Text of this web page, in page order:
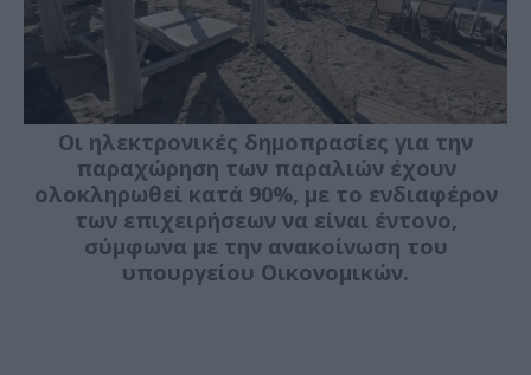
Οι ηλεκτρονικές δημοπρασίες για την
παραχώρηση των παραλιών έχουν
ολοκληρωθεί κατά 90%, με το ενδιαφέρον
των επιχειρήσεων να είναι έντονο,
σύμφωνα με την ανακοίνωση του
υπουργείου Οικονομικών.